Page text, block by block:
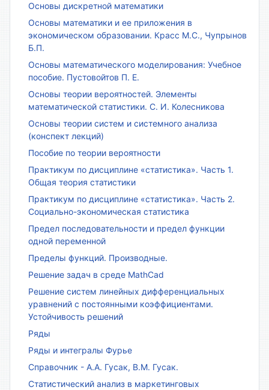
Основы дискретной математики
Основы математики и ее приложения в
экономическом образовании. Красс М.С., Чупрынов
Б.П.
Основы математического моделирования: Учебное
пособие. Пустовойтов П. Е.
Основы теории вероятностей. Элементы
математической статистики. С. И. Колесникова
Основы теории систем и системного анализа
(конспект лекций)
Пособие по теории вероятности
Практикум по дисциплине «статистика». Часть 1.
Общая теория статистики
Практикум по дисциплине «статистика». Часть 2.
Социально-экономическая статистика
Предел последовательности и предел функции
одной переменной
Пределы функций. Производные.
Решение задач в среде MathCad
Решение систем линейных дифференциальных
уравнений с постоянными коэффициентами.
Устойчивость решений
Ряды
Ряды и интегралы Фурье
Справочник - А.А. Гусак, В.М. Гусак.
Статистический анализ в маркетинговых